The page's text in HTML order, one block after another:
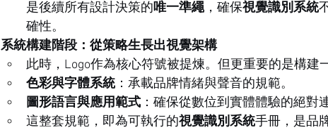
是後續所有設計決策的唯一準繩 ，確保視覺識別系統
確性。
系統構建階段：從策略生長出視覺架構
此時，Logo作為核心符號被提煉。但更重要的是構建
色彩與字體系統 ：承載品牌情緒與聲音的規範。
圖形語言與應用範式 ：確保從數位到實體體驗的絕對
這整套規範，即為可執行的視覺識別系統手冊，是品